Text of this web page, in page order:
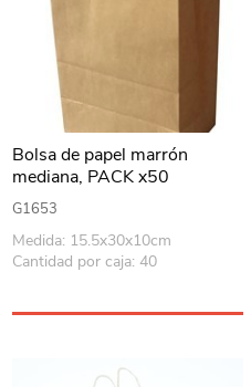
Bolsa de papel marrón
mediana, PACK x50
G1653
Medida: 15.5x30x10cm
Cantidad por caja: 40